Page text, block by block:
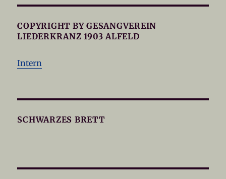
COPYRIGHT BY GESANGVEREIN
LIEDERKRANZ 1903 ALFELD
Intern
SCHWARZES BRETT